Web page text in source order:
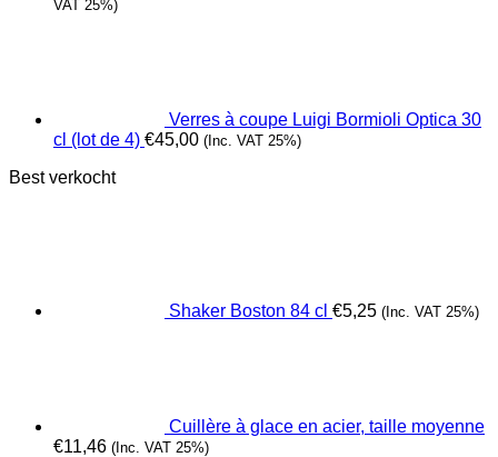
VAT 25%)
Verres à coupe Luigi Bormioli Optica 30
cl (lot de 4) €45,00 (Inc. VAT 25%)
Best verkocht
Shaker Boston 84 cl €5,25 (Inc. VAT 25%)
Cuillère à glace en acier, taille moyenne
€11,46 (Inc. VAT 25%)